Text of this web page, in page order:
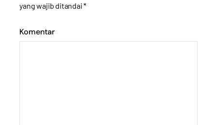
yang wajib ditandai*
Komentar